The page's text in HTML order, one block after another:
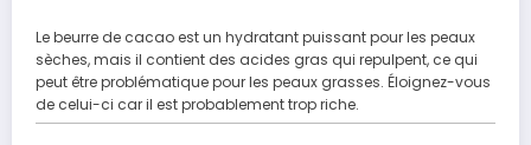
Le beurre de cacao est un hydratant puissant pour les peaux
sèches, mais il contient des acides gras qui repulpent, ce qui
peut être problématique pour les peaux grasses. Éloignez-vous
de celui-ci car il est probablement trop riche.